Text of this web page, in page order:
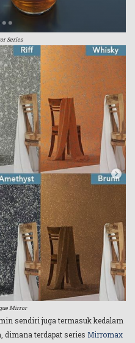
Series
Mirror
sendiri juga termasuk kedalam
dimana terdapat series Mirromax